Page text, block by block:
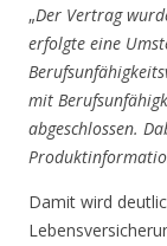
„Der Vertrag
erfolgte eine
mit
abgeschlossen.
Damit wird